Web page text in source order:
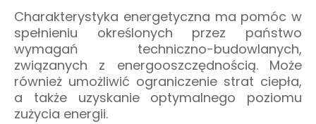
Charakterystyka energetyczna ma pomóc w
spełnieniu określonych przez państwo
wymagań techniczno-budowlanych,
związanych z energooszczędnością. Może
również umożliwić ograniczenie strat ciepła,
a także uzyskanie optymalnego poziomu
zużycia energii.